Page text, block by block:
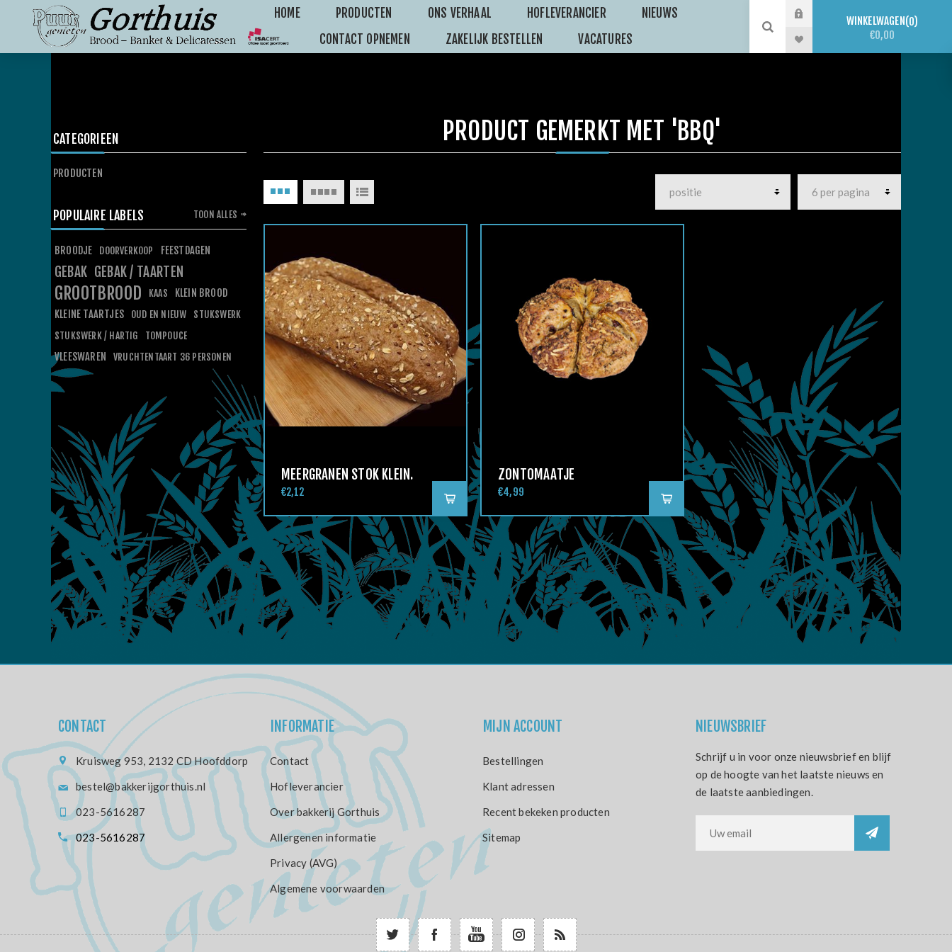
HOME PRODUCTEN ONS VERHAAL HOFLEVERANCIER
NIEUWS
CONTACT OPNEMEN
ZAKELIJK BESTELLEN VACATURES
WINKELWAGEN 0
€0,00
PRODUCT GEMERKT MET 'BBQ'
MEERGRANEN STOK KLEIN.
€2,12
ZONTOMAATJE
€4,99
CATEGORIEEN
PRODUCTEN
POPULAIRE LABELS
BROODJE DOORVERKOOP FEESTDAGEN
GEBAK GEBAK / TAARTEN
GROOTBROOD KAAS
KLEIN BROOD
KLEINE TAARTJES
OUD EN NIEUW
STUKSWERK
STUKSWERK / HARTIG
TOMPOUCE
VLEESWAREN VRUCHTENTAART 36 PERSONEN
TOON ALLES
CONTACT
Kruisweg 953, 2132 CD Hoofddorp
bestel@bakkerijgorthuis.nl
023-5616287
023-5616287
INFORMATIE
Contact
Hofleverancier
Over bakkerij Gorthuis
Allergenen informatie
Privacy (AVG)
Algemene voorwaarden
MIJN ACCOUNT
Bestellingen
Klant adressen
Recent bekeken producten
Sitemap
NIEUWSBRIEF
Schrijf u in voor onze nieuwsbrief en blijf
op de hoogte van het laatste nieuws en
de laatste aanbiedingen.